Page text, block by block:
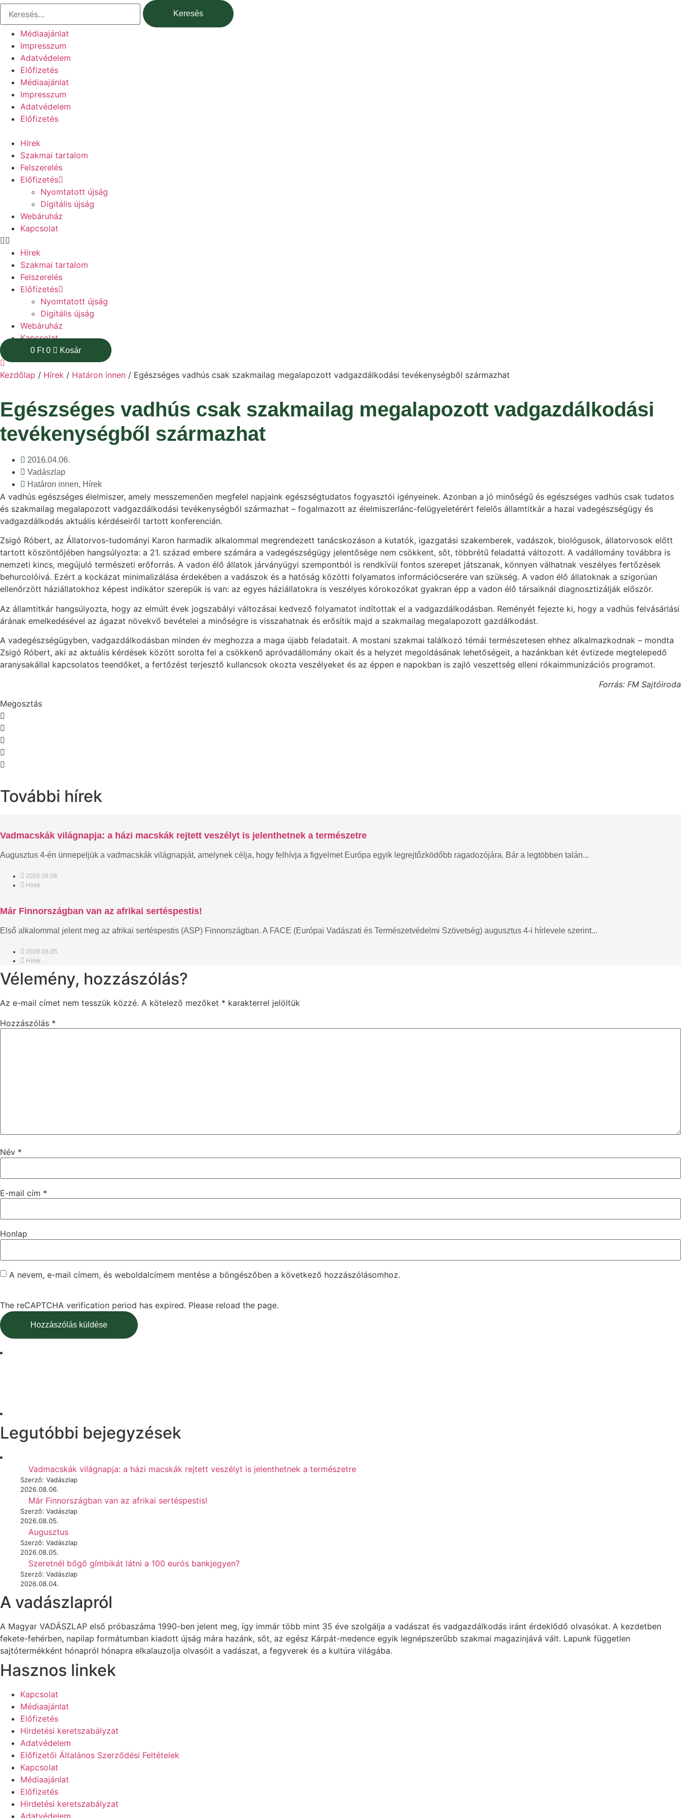
Ugrás
tartalomhoz
Keresés:
Médiaajánlat
Impresszum
Adatvédelem
Előfizetés
Médiaajánlat
Impresszum
Adatvédelem
Előfizetés
Hírek
Szakmai tartalom
Felszerelés
Előfizetés
Nyomtatott újság
Digitális újság
Webáruház
Kapcsolat
Hírek
Szakmai tartalom
Felszerelés
Előfizetés
Nyomtatott újság
Digitális újság
Webáruház
Kapcsolat
0 Ft 0 Kosár
Kezdőlap / Hírek / Határon innen / Egészséges vadhús csak szakmailag megalapozott vadgazdálkodási tevékenységből származhat
Egészséges vadhús csak szakmailag megalapozott vadgazdálkodási
tevékenységből származhat
2016.04.06.
Vadászlap
Határon innen, Hírek
A vadhús egészséges élelmiszer, amely messzemenően megfelel napjaink egészségtudatos fogyasztói igényeinek. Azonban a jó minőségű és egészséges vadhús csak tudatos
és szakmailag megalapozott vadgazdálkodási tevékenységből származhat – fogalmazott az élelmiszerlánc-felügyeletérért felelős államtitkár a hazai vadegészségügy és
vadgazdálkodás aktuális kérdéseiről tartott konferencián.
Zsigó Róbert, az Állatorvos-tudományi Karon harmadik alkalommal megrendezett tanácskozáson a kutatók, igazgatási szakemberek, vadászok, biológusok, állatorvosok előtt
tartott köszöntőjében hangsúlyozta: a 21. század embere számára a vadegészségügy jelentősége nem csökkent, sőt, többrétű feladattá változott. A vadállomány továbbra is
nemzeti kincs, megújuló természeti erőforrás. A vadon élő állatok járványügyi szempontból is rendkívül fontos szerepet játszanak, könnyen válhatnak veszélyes fertőzések
behurcolóivá. Ezért a kockázat minimalizálása érdekében a vadászok és a hatóság közötti folyamatos információcserére van szükség. A vadon élő állatoknak a szigorúan
ellenőrzött háziállatokhoz képest indikátor szerepük is van: az egyes háziállatokra is veszélyes kórokozókat gyakran épp a vadon élő társaiknál diagnosztizálják először.
Az államtitkár hangsúlyozta, hogy az elmúlt évek jogszabályi változásai kedvező folyamatot indítottak el a vadgazdálkodásban. Reményét fejezte ki, hogy a vadhús felvásárlási
árának emelkedésével az ágazat növekvő bevételei a minőségre is visszahatnak és erősítik majd a szakmailag megalapozott gazdálkodást.
A vadegészségügyben, vadgazdálkodásban minden év meghozza a maga újabb feladatait. A mostani szakmai találkozó témái természetesen ehhez alkalmazkodnak – mondta
Zsigó Róbert, aki az aktuális kérdések között sorolta fel a csökkenő apróvadállomány okait és a helyzet megoldásának lehetőségeit, a hazánkban két évtizede megtelepedő
aranysakállal kapcsolatos teendőket, a fertőzést terjesztő kullancsok okozta veszélyeket és az éppen e napokban is zajló veszettség elleni rókaimmunizációs programot.
Forrás: FM Sajtóiroda
Megosztás
További hírek
Vadmacskák világnapja: a házi macskák rejtett veszélyt is jelenthetnek a természetre
Augusztus 4-én ünnepeljük a vadmacskák világnapját, amelynek célja, hogy felhívja a figyelmet Európa egyik legrejtőzködőbb ragadozójára. Bár a legtöbben talán...
2026.08.06.
Hírek
Már Finnországban van az afrikai sertéspestis!
Első alkalommal jelent meg az afrikai sertéspestis (ASP) Finnországban. A FACE (Európai Vadászati és Természetvédelmi Szövetség) augusztus 4-i hírlevele szerint...
2026.08.05.
Hírek
Vélemény, hozzászólás?
Az e-mail címet nem tesszük közzé. A kötelező mezőket * karakterrel jelöltük
Hozzászólás *
Név *
E-mail cím *
Honlap
A nevem, e-mail címem, és weboldalcímem mentése a böngészőben a következő hozzászólásomhoz.
The reCAPTCHA verification period has expired. Please reload the page.
Legutóbbi bejegyzések
Vadmacskák világnapja: a házi macskák rejtett veszélyt is jelenthetnek a természetre
Szerző: Vadászlap
2026.08.06.
Már Finnországban van az afrikai sertéspestis!
Szerző: Vadászlap
2026.08.05.
Augusztus
Szerző: Vadászlap
2026.08.05.
Szeretnél bőgő gímbikát látni a 100 eurós bankjegyen?
Szerző: Vadászlap
2026.08.04.
A vadászlapról
A Magyar VADÁSZLAP első próbaszáma 1990-ben jelent meg, így immár több mint 35 éve szolgálja a vadászat és vadgazdálkodás iránt érdeklődő olvasókat. A kezdetben
fekete-fehérben, napilap formátumban kiadott újság mára hazánk, sőt, az egész Kárpát-medence egyik legnépszerűbb szakmai magazinjává vált. Lapunk független
sajtótermékként hónapról hónapra elkalauzolja olvasóit a vadászat, a fegyverek és a kultúra világába.
Hasznos linkek
Kapcsolat
Médiaajánlat
Előfizetés
Hirdetési keretszabályzat
Adatvédelem
Előfizetői Általános Szerződési Feltételek
Kapcsolat
Médiaajánlat
Előfizetés
Hirdetési keretszabályzat